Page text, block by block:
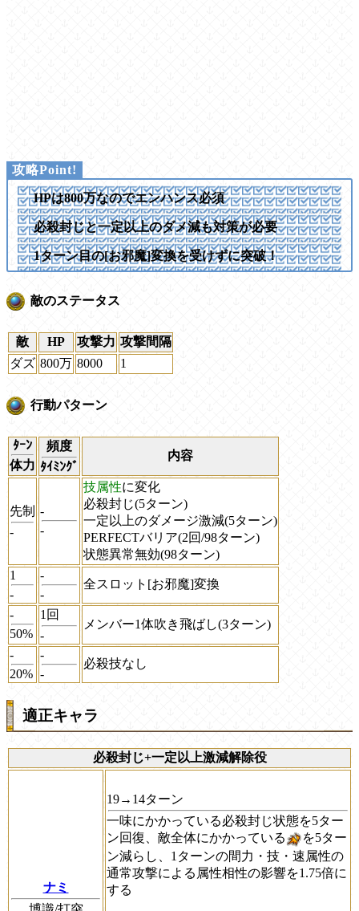
HPは800万なのでエンハンス必須
必殺封じと一定以上のダメ減も対策が必要
1ターン目の[お邪魔]変換を受けずに突破！
敵のステータス
敵 HP 攻撃力 攻撃間隔
ダズ 800万 8000 1
行動パターン
ﾀｰﾝ
体力
頻度
ﾀｲﾐﾝｸﾞ
内容
先制
-
-
-
技属性に変化
必殺封じ(5ターン)
一定以上のダメージ激減(5ターン)
PERFECTバリア(2回/98ターン)
状態異常無効(98ターン)
1
-
-
-
全スロット[お邪魔]変換
-
50%
1回
-
メンバー1体吹き飛ばし(3ターン)
-
20%
-
-
必殺技なし
適正キャラ
必殺封じ+一定以上激減解除役
ナミ
19→14ターン
一味にかかっている必殺封じ状態を5ター
ン回復、敵全体にかかっている
を5ター
ン減らし、1ターンの間力・技・速属性の
通常攻撃による属性相性の影響を1.75倍に
する